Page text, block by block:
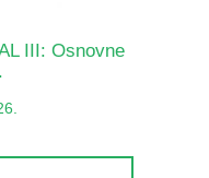
III: Osnovne